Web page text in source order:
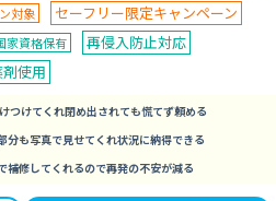
対象
セーフリー限定キャンペーン
家資格保有
再侵入防止対応
使用
つけてくれ閉め出されても慌てず頼める
分も写真で見せてくれ状況に納得できる
補修してくれるので再発の不安が減る